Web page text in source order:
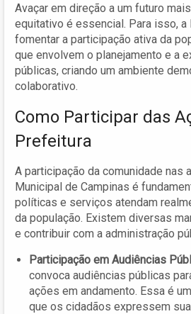
Avaçar em direção a um futuro
equitativo é essencial. Para isso, a
fomentar a participação ativa da
que envolvem o planejamento e a
públicas, criando um ambiente
colaborativo.
Como Participar das
Prefeitura
A participação da comunidade nas
Municipal de Campinas é
políticas e serviços atendam
da população. Existem diversas
e contribuir com a administração
Participação em Audiências
convoca audiências públicas
ações em andamento. Essa é
que os cidadãos expressem